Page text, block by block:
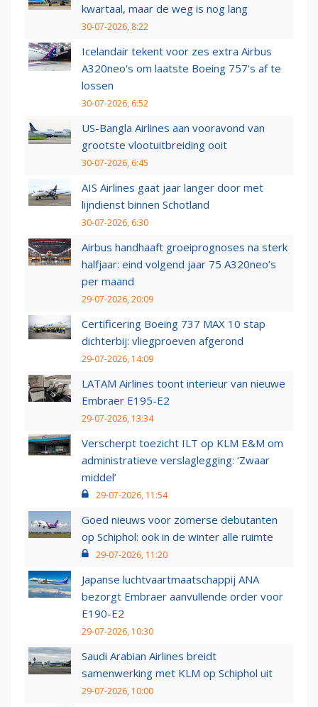
kwartaal, maar de weg is nog lang
30-07-2026, 8:22
Icelandair tekent voor zes extra Airbus
A320neo's om laatste Boeing 757's af te
lossen
30-07-2026, 6:52
US-Bangla Airlines aan vooravond van
grootste vlootuitbreiding ooit
30-07-2026, 6:45
AIS Airlines gaat jaar langer door met
lijndienst binnen Schotland
30-07-2026, 6:30
Airbus handhaaft groeiprognoses na sterk
halfjaar: eind volgend jaar 75 A320neo’s
per maand
29-07-2026, 20:09
Certificering Boeing 737 MAX 10 stap
dichterbij: vliegproeven afgerond
29-07-2026, 14:09
LATAM Airlines toont interieur van nieuwe
Embraer E195-E2
29-07-2026, 13:34
Verscherpt toezicht ILT op KLM E&M om
administratieve verslaglegging: ‘Zwaar
middel’
29-07-2026, 11:54
Goed nieuws voor zomerse debutanten
op Schiphol: ook in de winter alle ruimte
29-07-2026, 11:20
Japanse luchtvaartmaatschappij ANA
bezorgt Embraer aanvullende order voor
E190-E2
29-07-2026, 10:30
Saudi Arabian Airlines breidt
samenwerking met KLM op Schiphol uit
29-07-2026, 10:00